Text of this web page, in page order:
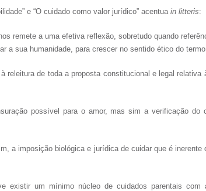
e “O cuidado como valor jurídico” acentua in litteris:
remete a uma efetiva reflexão, sobretudo quando
a sua humanidade, para crescer no sentido ético do
releitura de toda a proposta constitucional e legal relativa
possível para o amor, mas sim a verificação do
a imposição biológica e jurídica de cuidar que é inerente
existir um mínimo núcleo de cuidados parentais com